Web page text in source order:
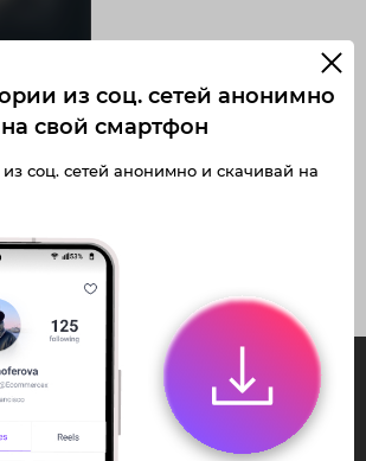
архивным
без из соц. сетей анонимно
свой смартфон
соц. сетей анонимно и скачивай на